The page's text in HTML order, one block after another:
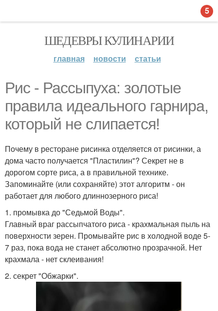
ШЕДЕВРЫ КУЛИНАРИИ
главная новости статьи
Рис - Рассыпуха: золотые
правила идеального гарнира,
который не слипается!
Почему в ресторане рисинка отделяется от рисинки, а
дома часто получается "Пластилин"? Секрет не в
дорогом сорте риса, а в правильной технике.
Запоминайте (или сохраняйте) этот алгоритм - он
работает для любого длиннозерного риса!
1. промывка до "Седьмой Воды".
Главный враг рассыпчатого риса - крахмальная пыль на
поверхности зерен. Промывайте рис в холодной воде 5-
7 раз, пока вода не станет абсолютно прозрачной. Нет
крахмала - нет склеивания!
2. секрет "Обжарки".
5